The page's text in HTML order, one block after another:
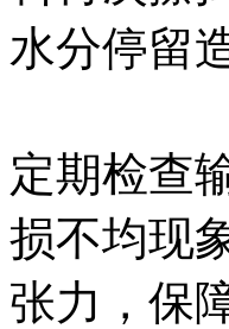
水分停留
定期检查
损不均现
张力，保